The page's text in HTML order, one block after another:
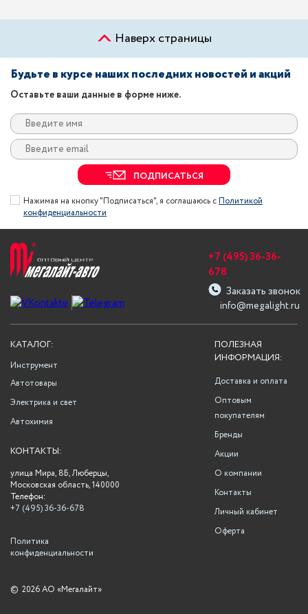
Наверх страницы
Будьте в курсе наших последних новостей и акций
Оставьте ваши данные в форме ниже.
ПОДПИСАТЬСЯ
Нажимая на кнопку "Подписаться", я соглашаюсь сПолитикой
конфиденциальности
info@megalight.ru
+7 (495) 36-36-
678
Заказать звонок
ПОЛЕЗНАЯ
ИНФОРМАЦИЯ:
Доставка и оплата
Оптовым
покупателям
Бренды
Акции
О компании
Контакты
Личный кабинет
Оферта
КАТАЛОГ:
Инструмент
Автотовары
Электрика и свет
Автохимия
КОНТАКТЫ:
улица Мира, 8Б, Люберцы,
Московская область, 140000
Телефон:
+7 (495) 36-36-678
Политика
конфиденциальности
© 2026 АО «Мегалайт»